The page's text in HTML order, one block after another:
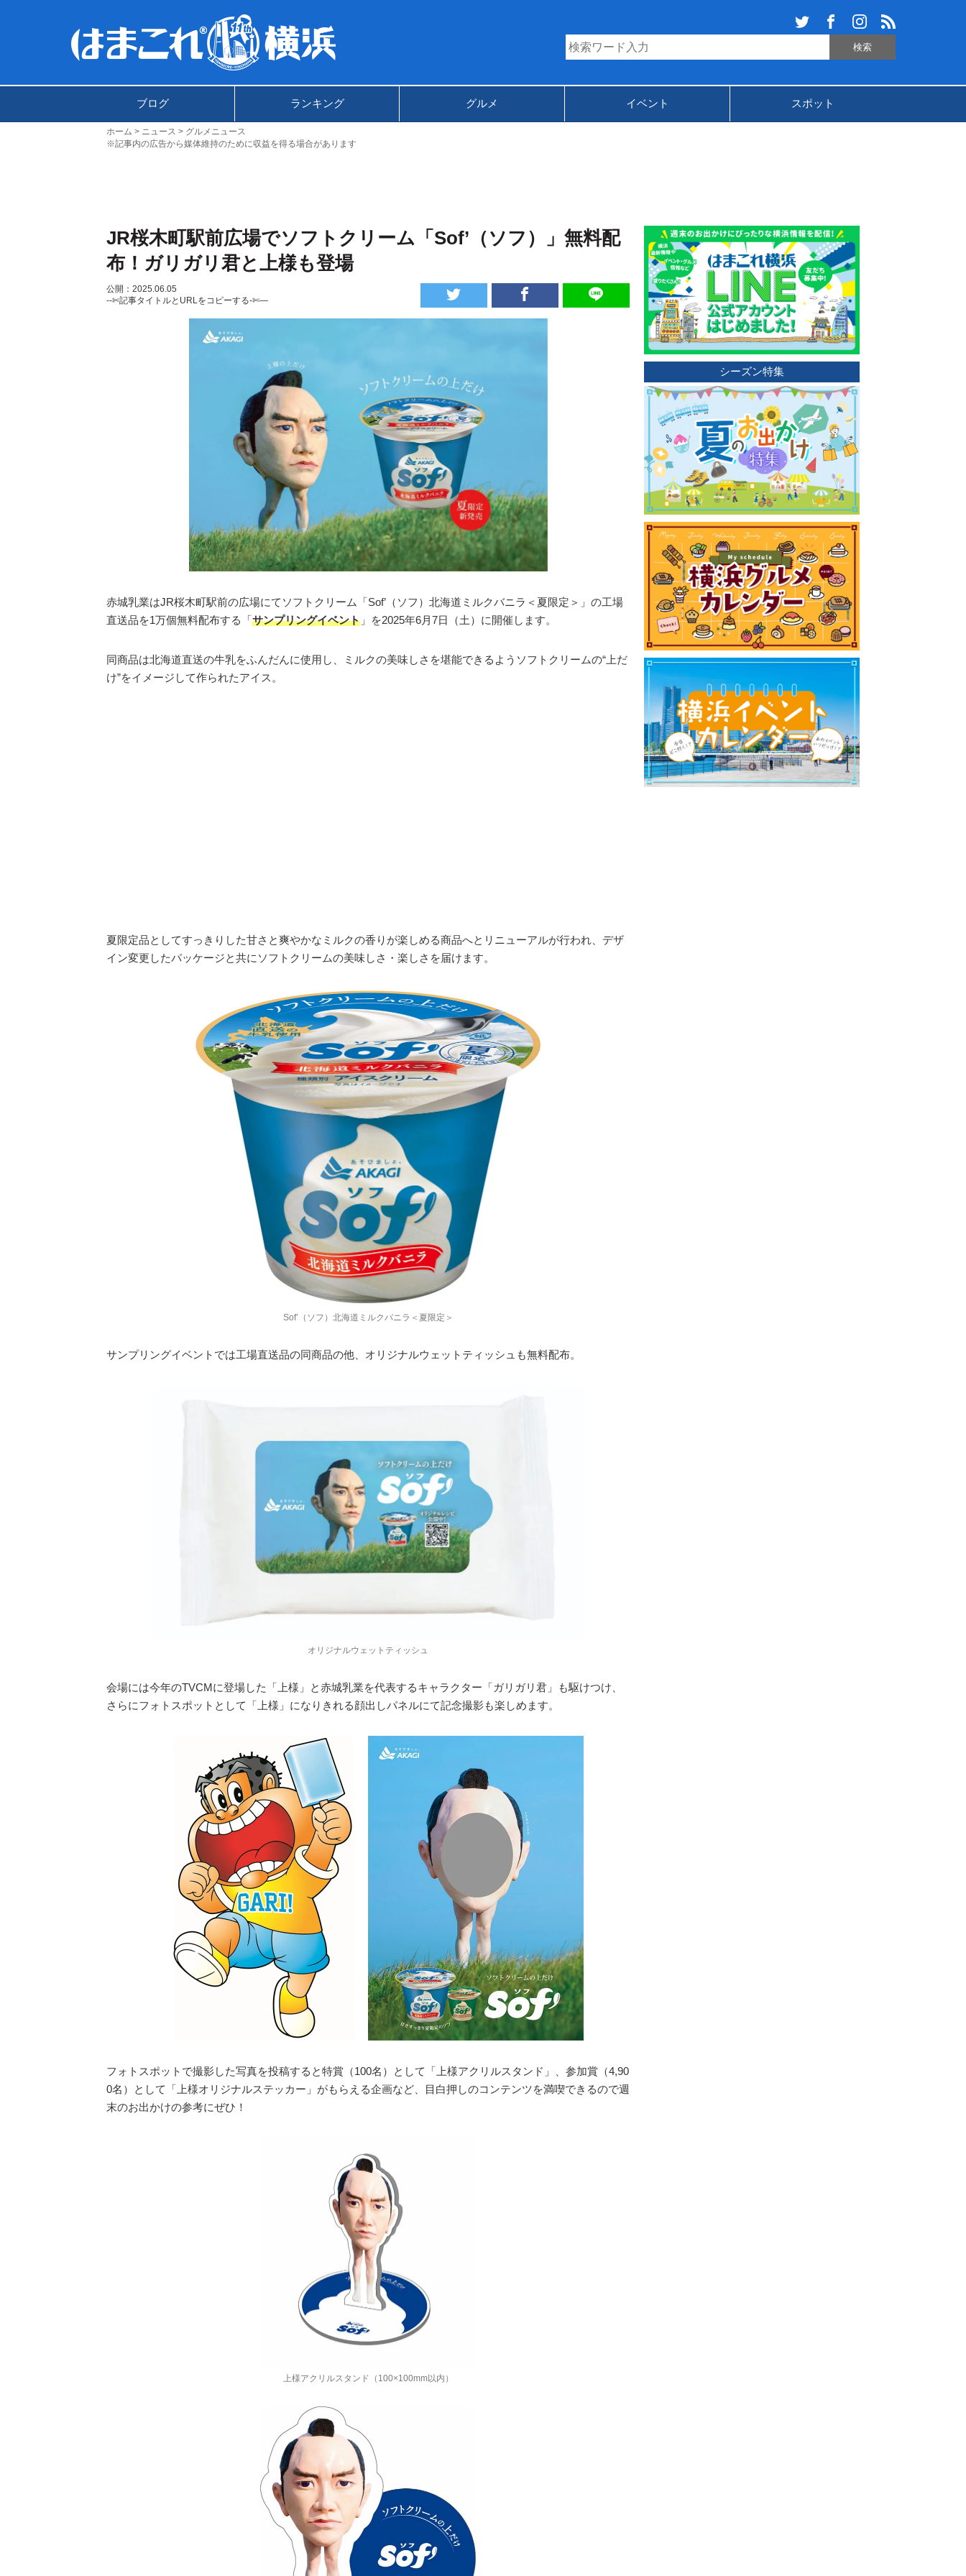
ブログ ランキング グルメ イベント スポット
ホーム ニュース
グルメニュース
※記事内の広告から媒体維持のために収益を得る場合があります
JR桜木町駅前広場でソフトクリーム「Sof’（ソフ）」無料配
布！ガリガリ君と上様も登場
公開：2025.06.05
--✄記事タイトルとURLをコピーする-✄—
赤城乳業はJR桜木町駅前の広場にてソフトクリーム「Sof’（ソフ）北海道ミルクバニラ＜夏限定＞」の工場
直送品を1万個無料配布する「サンプリングイベント 」を2025年6月7日（土）に開催します。
同商品は北海道直送の牛乳をふんだんに使用し、ミルクの美味しさを堪能できるようソフトクリームの“上だ
け”をイメージして作られたアイス。
夏限定品としてすっきりした甘さと爽やかなミルクの香りが楽しめる商品へとリニューアルが行われ、デザ
イン変更したパッケージと共にソフトクリームの美味しさ・楽しさを届けます。
Sof’（ソフ）北海道ミルクバニラ＜夏限定＞
サンプリングイベントでは工場直送品の同商品の他、オリジナルウェットティッシュも無料配布。
オリジナルウェットティッシュ
会場には今年のTVCMに登場した「上様」と赤城乳業を代表するキャラクター「ガリガリ君」も駆けつけ、
さらにフォトスポットとして「上様」になりきれる顔出しパネルにて記念撮影も楽しめます。
フォトスポットで撮影した写真を投稿すると特賞（100名）として「上様アクリルスタンド」、参加賞（4,90
0名）として「上様オリジナルステッカー」がもらえる企画など、目白押しのコンテンツを満喫できるので週
末のお出かけの参考にぜひ！
上様アクリルスタンド（100×100mm以内）
シーズン特集